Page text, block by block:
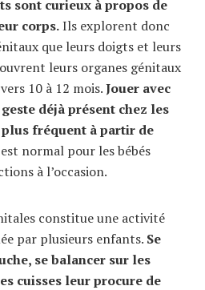
sont curieux à propos de
corps.Ils explorent donc
que leurs doigts et leurs
leurs organes génitaux
10 à 12 mois.Jouer avec
déjà présent chez les
fréquent à partir de
normal pour les bébés
à l’occasion.
constitue une activité
par plusieurs enfants. Se
se balancer sur les
cuisses leur procure de